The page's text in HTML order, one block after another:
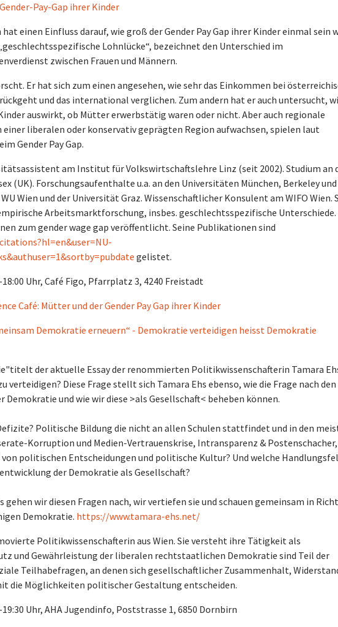
Pay-Gap ihrer Kinder
einen Einfluss darauf, wie groß der Gender Pay Gap ihrer Kinder einmal sein
Lohnlücke“, bezeichnet den Unterschied im
zwischen Frauen und Männern.
Er hat sich zum einen angesehen, wie sehr das Einkommen bei
und das international verglichen. Zum andern hat er auch untersucht,
auswirkt, ob Mütter erwerbstätig waren oder nicht. Aber auch regionale
liberalen oder konservativ geprägten Region aufwachsen, spielen laut
Gender Pay Gap.
am Institut für Volkswirtschaftslehre Linz (seit 2002). Studium an
(UK). Forschungsaufenthalte u.a. an den Universitäten München, Berkeley und
Wien und der Universität Graz. Wissenschaftlicher Konsulent am WIFO Wien.
Arbeitsmarktforschung, insbes. geschlechtsspezifische Unterschiede.
zum gender wage gap veröffentlicht. Seine Publikationen sind
gelistet.
18:00 Uhr, Café Figo, Pfarrplatz 3, 4240 Freistadt
Café: Mütter und der Gender Pay Gap ihrer Kinder
Demokratie erneuern“ - Demokratie verteidigen heisst Demokratie
der aktuelle Essay der renommierten Politikwissenschafterin Tamara
verteidigen? Diese Frage stellt sich Tamara Ehs ebenso, wie die Frage nach den
und wie wir diese >als Gesellschaft< beheben können.
Politische Bildung die nicht an allen Schulen stattfindet und in den
Korruption und Medien-Vertrauenskrise, Intransparenz &
politischen Entscheidungen und politische Kultur? Und welche
der Demokratie als Gesellschaft?
gehen wir diesen Fragen nach, wir vertiefen sie und schauen gemeinsam in
Demokratie. https://www.tamara-ehs.net/
Politikwissenschafterin aus Wien. Sie versteht ihre Tätigkeit als
und Gewährleistung der liberalen rechtstaatlichen Demokratie sind Teil der
Teilhabefragen, an denen sich gesellschaftlicher Zusammenhalt,
die Möglichkeiten politischer Gestaltung entscheiden.
19:30 Uhr, AHA Jugendinfo, Poststrasse 1, 6850 Dornbirn